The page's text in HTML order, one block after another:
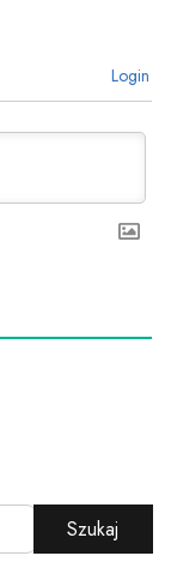
Login
Szukaj